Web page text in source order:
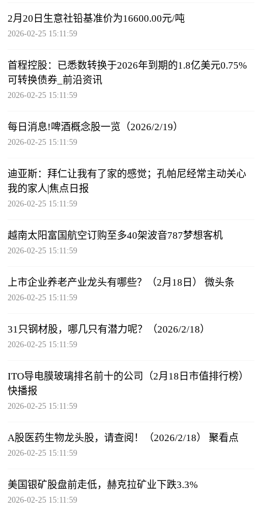
2月20日生意社铅基准价为16600.00元/吨
2026-02-25 15:11:59
首程控股：已悉数转换于2026年到期的1.8亿美元0.75%
可转换债券_前沿资讯
2026-02-25 15:11:59
每日消息!啤酒概念股一览（2026/2/19）
2026-02-25 15:11:59
迪亚斯：拜仁让我有了家的感觉；孔帕尼经常主动关心
我的家人|焦点日报
2026-02-25 15:11:59
越南太阳富国航空订购至多40架波音787梦想客机
2026-02-25 15:11:59
上市企业养老产业龙头有哪些？（2月18日） 微头条
2026-02-25 15:11:59
31只钢材股，哪几只有潜力呢？（2026/2/18）
2026-02-25 15:11:59
ITO导电膜玻璃排名前十的公司（2月18日市值排行榜）
快播报
2026-02-25 15:11:59
A股医药生物龙头股，请查阅！（2026/2/18） 聚看点
2026-02-25 15:11:59
美国银矿股盘前走低，赫克拉矿业下跌3.3%
2026-02-25 15:11:59